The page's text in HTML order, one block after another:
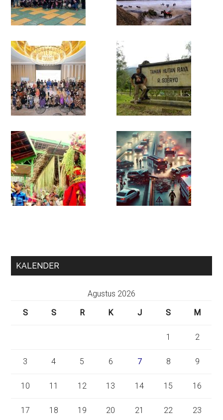
KALENDER
Agustus 2026
S
S R K J S M
1 2
3 4 5 6 7 8 9
10 11 12 13 14 15 16
17 18 19 20 21 22 23